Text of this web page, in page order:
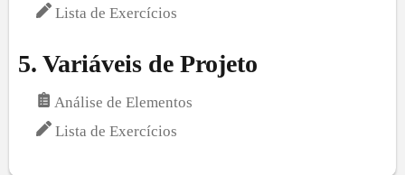
Lista de Exercícios
5. Variáveis de Projeto
Análise de Elementos
Lista de Exercícios